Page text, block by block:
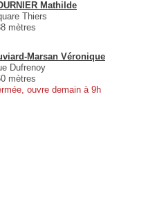
Mathilde
Thiers
mètres
Marsan Véronique
Dufrenoy
mètres
ouvre demain à 9h